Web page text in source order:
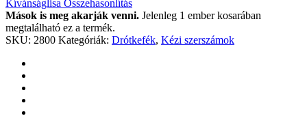
fúrógépbe
quantity
Kívánságlisa Összehasonlítás
Mások is meg akarják venni. Jelenleg 1 ember kosarában
megtalálható ez a termék.
SKU: 2800 Kategóriák: Drótkefék, Kézi szerszámok